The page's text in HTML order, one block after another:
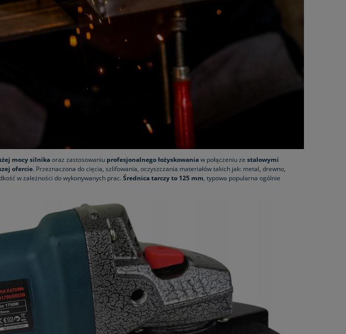
mocy silnikaoraz zastosowaniu profesjonalnego łożyskowaniaw połączeniu ze stalowymi
ofercie. Przeznaczona do cięcia, szlifowania, oczyszczania materiałów takich jak: metal, drewno,
w zależności do wykonywanych prac. Średnica tarczy to 125 mm, typowa popularna ogólnie